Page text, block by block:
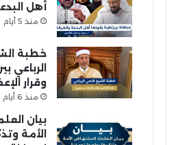
أهل
منذ 5 أيام
خطبة
الرباعي
وقرار
منذ 6 أيام
بيان
الأمة